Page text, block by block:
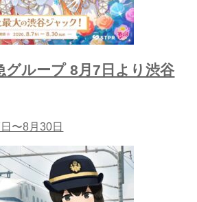
グループ 8月7日より渋谷
〜8月30日